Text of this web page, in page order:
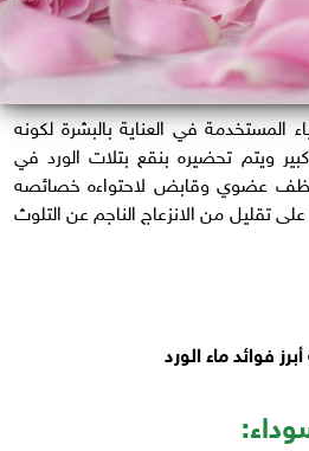
المستخدمة في العناية بالبشرة لكونه
ويتم تحضيره بنقع بتلات الورد في
عضوي وقابض لاحتواءه خصائصه
على تقليل من الانزعاج الناجم عن التلوث
فوائد ماء الورد